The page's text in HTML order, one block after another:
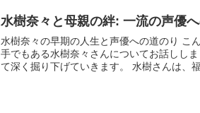
水樹奈々と母親の絆: 一流の声優
水樹奈々の早期の人生と声優への道のり こ
手でもある水樹奈々さんについてお話しし
て深く掘り下げていきます。 水樹さんは、